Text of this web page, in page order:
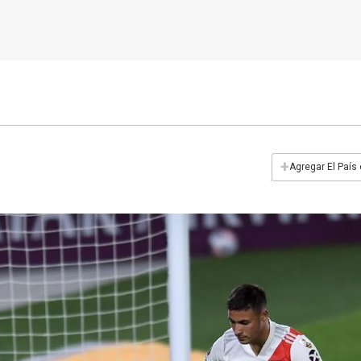
+Agregar El País